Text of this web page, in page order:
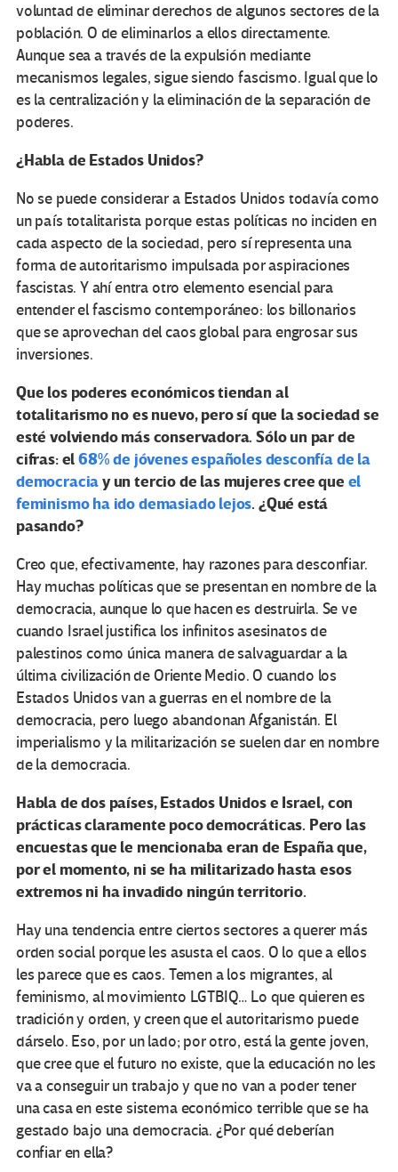
voluntad de eliminar derechos de algunos sectores de la
población. O de eliminarlos a ellos directamente.
Aunque sea a través de la expulsión mediante
mecanismos legales, sigue siendo fascismo. Igual que lo
es la centralización y la eliminación de la separación de
poderes.
¿Habla de Estados Unidos?
No se puede considerar a Estados Unidos todavía como
un país totalitarista porque estas políticas no inciden en
cada aspecto de la sociedad, pero sí representa una
forma de autoritarismo impulsada por aspiraciones
fascistas. Y ahí entra otro elemento esencial para
entender el fascismo contemporáneo: los billonarios
que se aprovechan del caos global para engrosar sus
inversiones.
Que los poderes económicos tiendan al
totalitarismo no es nuevo, pero sí que la sociedad se
esté volviendo más conservadora. Sólo un par de
cifras: el68% de jóvenes españoles desconfía de la
democraciay un tercio de las mujeres cree que el
feminismo ha ido demasiado lejos. ¿Qué está
pasando?
Creo que, efectivamente, hay razones para desconfiar.
Hay muchas políticas que se presentan en nombre de la
democracia, aunque lo que hacen es destruirla. Se ve
cuando Israel justifica los infinitos asesinatos de
palestinos como única manera de salvaguardar a la
última civilización de Oriente Medio. O cuando los
Estados Unidos van a guerras en el nombre de la
democracia, pero luego abandonan Afganistán. El
imperialismo y la militarización se suelen dar en nombre
de la democracia.
Habla de dos países, Estados Unidos e Israel, con
prácticas claramente poco democráticas. Pero las
encuestas que le mencionaba eran de España que,
por el momento, ni se ha militarizado hasta esos
extremos ni ha invadido ningún territorio.
Hay una tendencia entre ciertos sectores a querer más
orden social porque les asusta el caos. O lo que a ellos
les parece que es caos. Temen a los migrantes, al
feminismo, al movimiento LGTBIQ… Lo que quieren es
tradición y orden, y creen que el autoritarismo puede
dárselo. Eso, por un lado; por otro, está la gente joven,
que cree que el futuro no existe, que la educación no les
va a conseguir un trabajo y que no van a poder tener
una casa en este sistema económico terrible que se ha
gestado bajo una democracia. ¿Por qué deberían
confiar en ella?